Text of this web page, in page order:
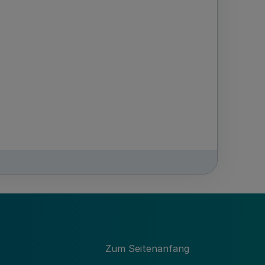
Zum Seitenanfang